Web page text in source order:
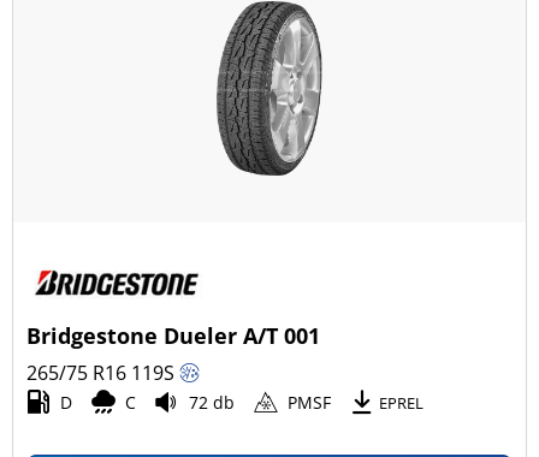
Lengvasis automobilis (1)
Mažas sunkvežimis (0)
Motociklas (0)
Bridgestone Dueler A/T 001
265/75 R16 119S
D C 72 db PMSF EPREL